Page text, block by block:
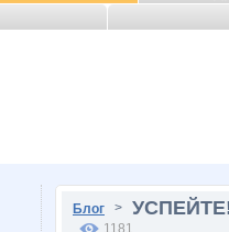
Блог >
1181